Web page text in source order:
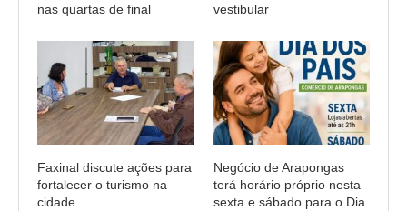
nas quartas de final
vestibular
Faxinal discute ações para
fortalecer o turismo na
cidade
Negócio de Arapongas
terá horário próprio nesta
sexta e sábado para o Dia